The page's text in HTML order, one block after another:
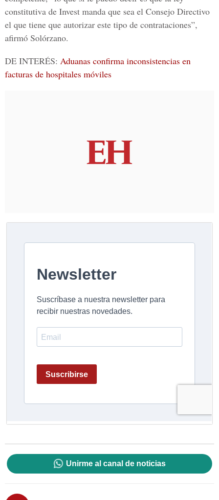
constitutiva de Invest manda que sea el Consejo Directivo
el que tiene que autorizar este tipo de contrataciones”,
afirmó Solórzano.
DE INTERÉS: Aduanas confirma inconsistencias en
facturas de hospitales móviles
Unirme al canal de noticias